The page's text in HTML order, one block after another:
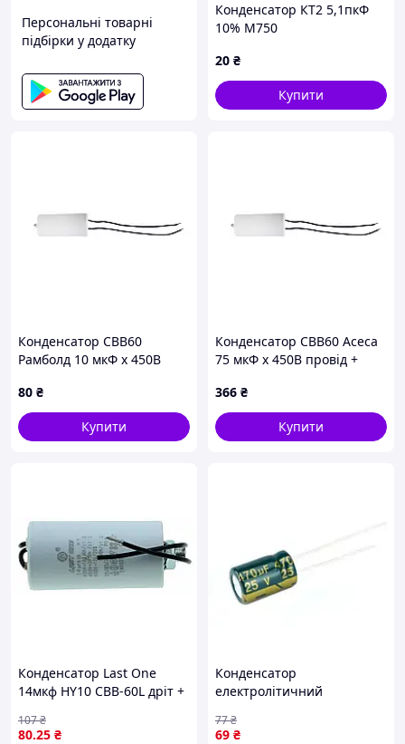
Персональні товарні
підбірки у додатку
Конденсатор КТ2 5,1пкФ
10% М750
20 ₴
Купити
Конденсатор CBB60
Рамболд 10 мкФ x 450В
80 ₴
Купити
Конденсатор CBB60 Асеса
75 мкФ x 450В провід +
366 ₴
Купити
Конденсатор Last One
14мкф HY10 CBB-60L дріт +
конденсатор із кріпленням
80.25 ₴
107₴
Конденсатор
електролітичний
25В 105С
69 ₴
77₴